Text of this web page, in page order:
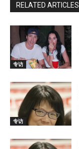
RELATED ARTICLES
专访
专访